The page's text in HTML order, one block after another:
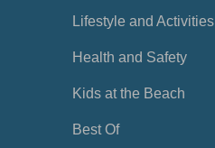
Lifestyle and Activities
Health and Safety
Kids at the Beach
Best Of